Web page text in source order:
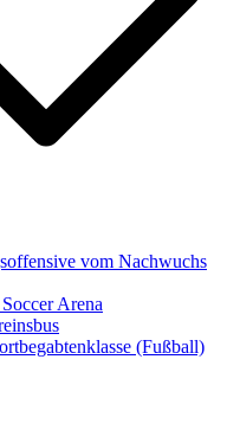
vom Nachwuchs
Arena
(Fußball)